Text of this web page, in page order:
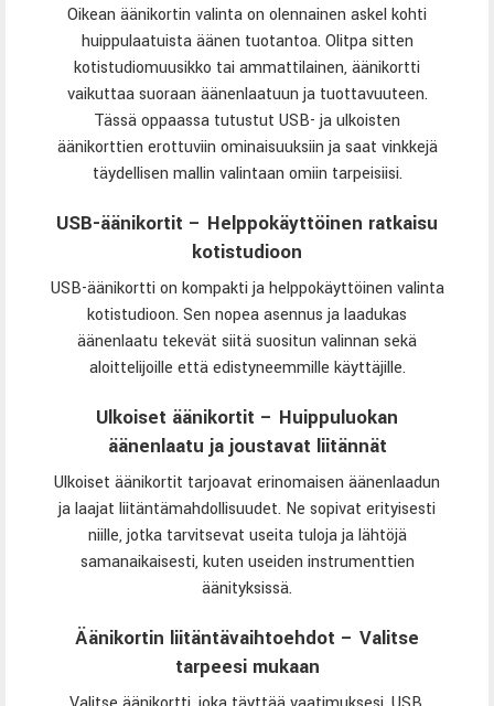
Oikean äänikortin valinta on olennainen askel kohti
huippulaatuista äänen tuotantoa. Olitpa sitten
kotistudiomuusikko tai ammattilainen, äänikortti
vaikuttaa suoraan äänenlaatuun ja tuottavuuteen.
Tässä oppaassa tutustut USB- ja ulkoisten
äänikorttien erottuviin ominaisuuksiin ja saat vinkkejä
täydellisen mallin valintaan omiin tarpeisiisi.
USB-äänikortit – Helppokäyttöinen ratkaisu
kotistudioon
USB-äänikortti on kompakti ja helppokäyttöinen valinta
kotistudioon. Sen nopea asennus ja laadukas
äänenlaatu tekevät siitä suositun valinnan sekä
aloittelijoille että edistyneemmille käyttäjille.
Ulkoiset äänikortit – Huippuluokan
äänenlaatu ja joustavat liitännät
Ulkoiset äänikortit tarjoavat erinomaisen äänenlaadun
ja laajat liitäntämahdollisuudet. Ne sopivat erityisesti
niille, jotka tarvitsevat useita tuloja ja lähtöjä
samanaikaisesti, kuten useiden instrumenttien
äänityksissä.
Äänikortin liitäntävaihtoehdot – Valitse
tarpeesi mukaan